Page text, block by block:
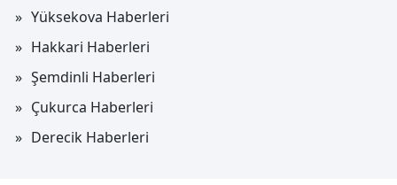
Yüksekova Haberleri
Hakkari Haberleri
Şemdinli Haberleri
Çukurca Haberleri
Derecik Haberleri